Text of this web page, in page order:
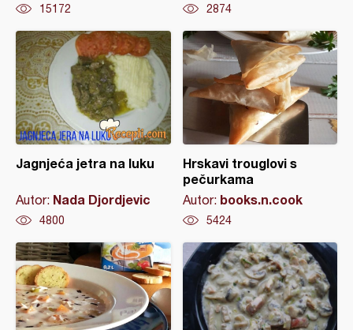
15172 2874
Jagnjeća jetra na luku
Autor: Nada Djordjevic
4800
Hrskavi trouglovi s
pečurkama
Autor: books.n.cook
5424